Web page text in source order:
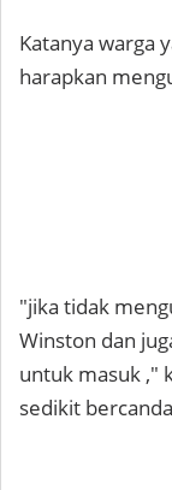
Katanya warga
harapkan
"jika tidak
Winston dan
untuk masuk ,"
sedikit